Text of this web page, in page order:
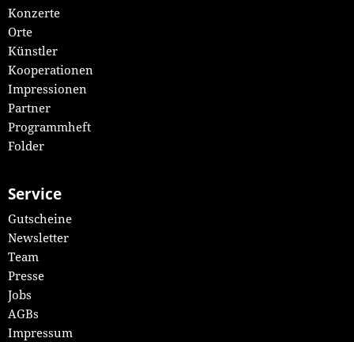
Konzerte
Orte
Künstler
Kooperationen
Impressionen
Partner
Programmheft
Folder
Service
Gutscheine
Newsletter
Team
Presse
Jobs
AGBs
Impressum